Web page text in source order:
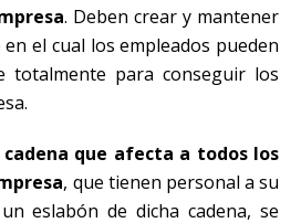
. Deben crear y mantener
el cual los empleados pueden
totalmente para conseguir los
que afecta a todos los
, que tienen personal a su
eslabón de dicha cadena, se